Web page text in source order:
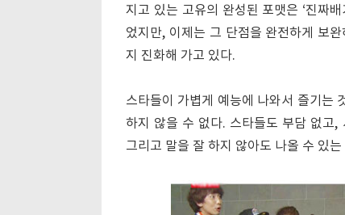
지고 있는 고유의 완성된 포맷은 ‘진짜
었지만, 이제는 그 단점을 완전하게 보
지 진화해 가고 있다.
스타들이 가볍게 예능에 나와서 즐기는
하지 않을 수 없다. 스타들도 부담 없고,
그리고 말을 잘 하지 않아도 나올 수 있